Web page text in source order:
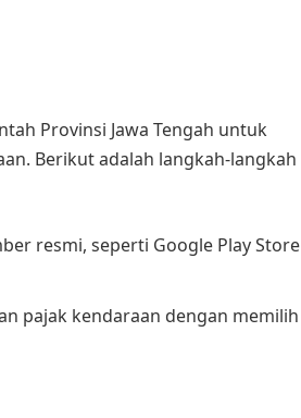
Provinsi Jawa Tengah untuk
Berikut adalah langkah-langkah
resmi, seperti Google Play Store
pajak kendaraan dengan memilih